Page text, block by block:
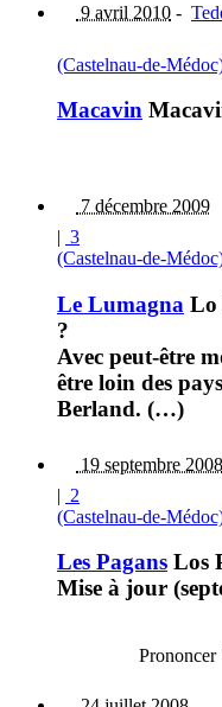
9 avril 2010 -
(Castelnau-de-
Macavin
7 décembre 2009
| 3
(Castelnau-de-
Le Lumagna Lo
?
Avec peut-être
être loin des
Berland. (…)
19 septembre 2008
| 2
(Castelnau-de-
Les Pagans Los
Mise à jour
Prononcer